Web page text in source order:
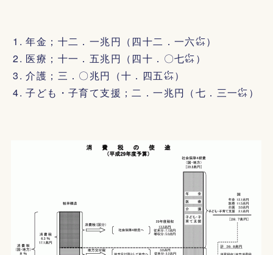
年金；十二．一兆円（四十二．一六㌫）
医療；十一．五兆円（四十．〇七㌫）
介護；三．〇兆円（十．四五㌫）
子ども・子育て支援；二．一兆円（七．三一㌫）